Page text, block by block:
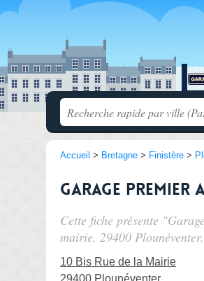
Accueil > Bretagne > Finistère >
Garage Premier
Cette fiche présente
mairie, 29400 Plounéventer.
10 Bis Rue de la Mairie
29400 Plounéventer